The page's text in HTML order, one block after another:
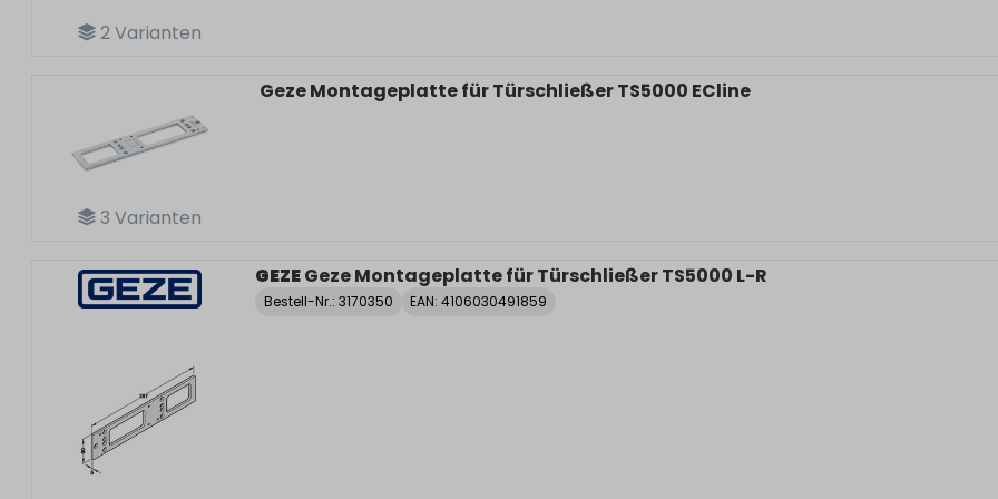
2Varianten
3 Varianten
Geze Montageplatte für Türschließer TS5000 ECline
GEZEGeze Montageplatte für Türschließer TS5000 L-R
Bestell-Nr.: 3170350 EAN: 4106030491859